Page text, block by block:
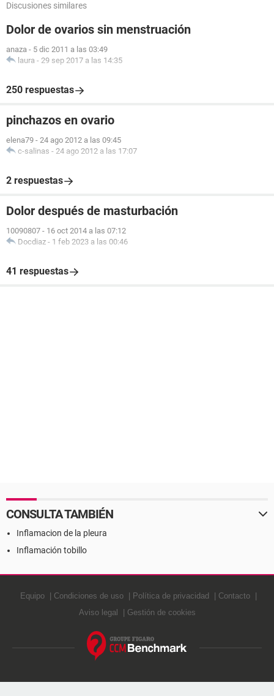
Discusiones similares
Dolor de ovarios sin menstruación
anaza - 5 dic 2011 a las 03:49
laura - 29 sep 2017 a las 14:35
250 respuestas
pinchazos en ovario
elena79 - 24 ago 2012 a las 09:45
c-salinas - 24 ago 2012 a las 17:07
2 respuestas
Dolor después de masturbación
10090807 - 16 oct 2014 a las 07:12
Docdiaz - 1 feb 2023 a las 00:46
41 respuestas
CONSULTA TAMBIÉN
Inflamacion de la pleura
Inflamación tobillo
Equipo Condiciones de uso Política de privacidad
Contacto
Aviso legal
Gestión de cookies